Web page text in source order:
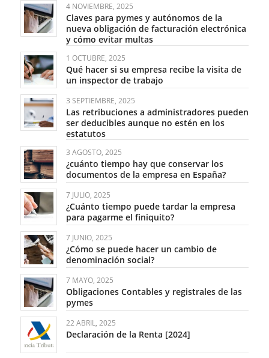
4 NOVIEMBRE, 2025
Claves para pymes y autónomos de la
nueva obligación de facturación electrónica
y cómo evitar multas
1 OCTUBRE, 2025
Qué hacer si su empresa recibe la visita de
un inspector de trabajo
3 SEPTIEMBRE, 2025
Las retribuciones a administradores pueden
ser deducibles aunque no estén en los
estatutos
3 AGOSTO, 2025
¿cuánto tiempo hay que conservar los
documentos de la empresa en España?
7 JULIO, 2025
¿Cuánto tiempo puede tardar la empresa
para pagarme el finiquito?
7 JUNIO, 2025
¿Cómo se puede hacer un cambio de
denominación social?
7 MAYO, 2025
Obligaciones Contables y registrales de las
pymes
22 ABRIL, 2025
Declaración de la Renta [2024]